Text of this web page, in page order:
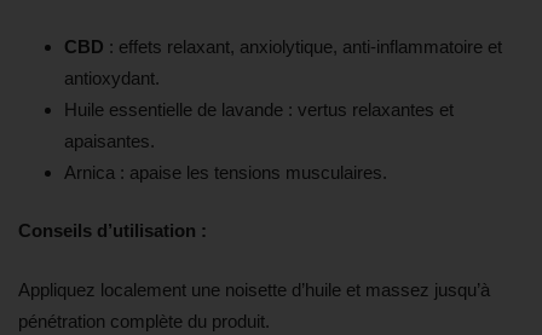
CBD : effets relaxant, anxiolytique, anti-inflammatoire et
antioxydant.
Huile essentielle de lavande : vertus relaxantes et
apaisantes.
Arnica : apaise les tensions musculaires.
Conseils d’utilisation :
Appliquez localement une noisette d’huile et massez jusqu’à
pénétration complète du produit.